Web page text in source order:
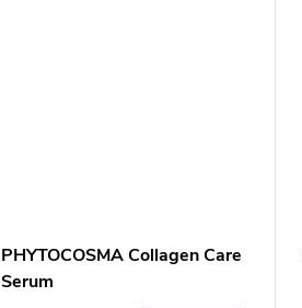
PHYTOCOSMA Collagen Care
Serum